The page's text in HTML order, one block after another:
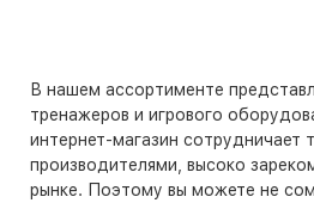
В нашем ассортименте
тренажеров и игрового
интернет-магазин сотрудничает
производителями, высоко
рынке. Поэтому вы можете не